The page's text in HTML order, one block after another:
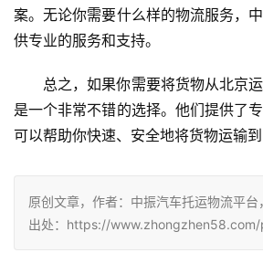
案。无论你需要什么样的物流服务，
供专业的服务和支持。
总之，如果你需要将货物从北京
是一个非常不错的选择。他们提供了
可以帮助你快速、安全地将货物运输到
原创文章，作者：中振汽车托运物流平
出处：https://